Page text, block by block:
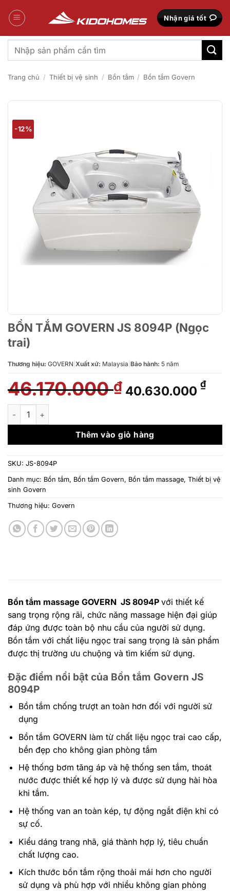
qua
Nhận giá tốt
Tìm
kiếm:
Trang chủ / Thiết bị vệ sinh / Bồn tắm / Bồn tắm Govern
-12%
BỒN TẮM GOVERN JS 8094P (Ngọc
trai)
Thương hiệu: GOVERN Xuất xứ: Malaysia Bảo hành: 5 năm
46.170.000₫ Giá
gốc
46.170.000 ₫.
40.630.000 ₫Giá
là:
BỒN TẮM GOVERN JS 8094P (Ngọc trai) số lượng
Thêm vào giỏ hàng
SKU: JS-8094P
Danh mục: Bồn tắm, Bồn tắm Govern, Bồn tắm massage, Thiết bị vệ
sinh Govern
Thương hiệu: Govern
Bồn tắm massage GOVERN JS 8094P với thiết kế
sang trọng rộng rãi, chức năng massage hiện đại giúp
đáp ứng được toàn bộ nhu cầu của người sử dụng.
Bồn tắm với chất liệu ngọc trai sang trọng là sản phẩm
được thị trường ưu chuộng và tìm kiếm sử dụng.
Đặc điểm nổi bật của Bồn tắm Govern JS
8094P
Bồn tắm chống trượt an toàn hơn đối với người sử
dụng
Bồn tắm GOVERN làm từ chất liệu ngọc trai cao cấp,
bền đẹp cho không gian phòng tắm
Hệ thống bơm tăng áp và hệ thống sen tắm, thoát
nước được thiết kế hợp lý và được sử dụng hài hòa
khi tắm.
Hệ thống van an toàn kép, tự động ngắt điện khi có
sự cố.
Kiểu dáng trang nhã, giá thành hợp lý, tiêu chuẩn
chất lượng cao.
Kích thước bồn tắm rộng thoải mái hơn cho người
sử dụng và phù hợp với nhiều không gian phòng